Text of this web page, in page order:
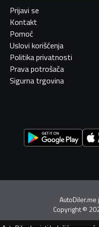
Prijavi se
Kontakt
Pomoć
Uslovi korišćenja
Politika privatnosti
Prava potrošača
Sigurna trgovina
AutoDiler.me
Copyright©